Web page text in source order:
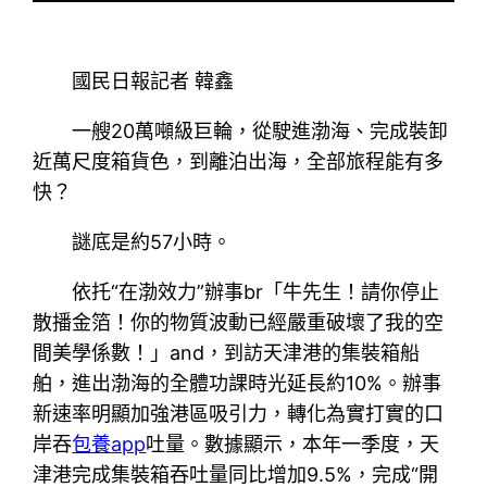
國民日報記者 韓鑫
一艘20萬噸級巨輪，從駛進渤海、完成裝卸
近萬尺度箱貨色，到離泊出海，全部旅程能有多
快？
謎底是約57小時。
依托“在渤效力”辦事br「牛先生！請你停止
散播金箔！你的物質波動已經嚴重破壞了我的空
間美學係數！」and，到訪天津港的集裝箱船
舶，進出渤海的全體功課時光延長約10%。辦事
新速率明顯加強港區吸引力，轉化為實打實的口
岸吞包養app吐量。數據顯示，本年一季度，天
津港完成集裝箱吞吐量同比增加9.5%，完成“開